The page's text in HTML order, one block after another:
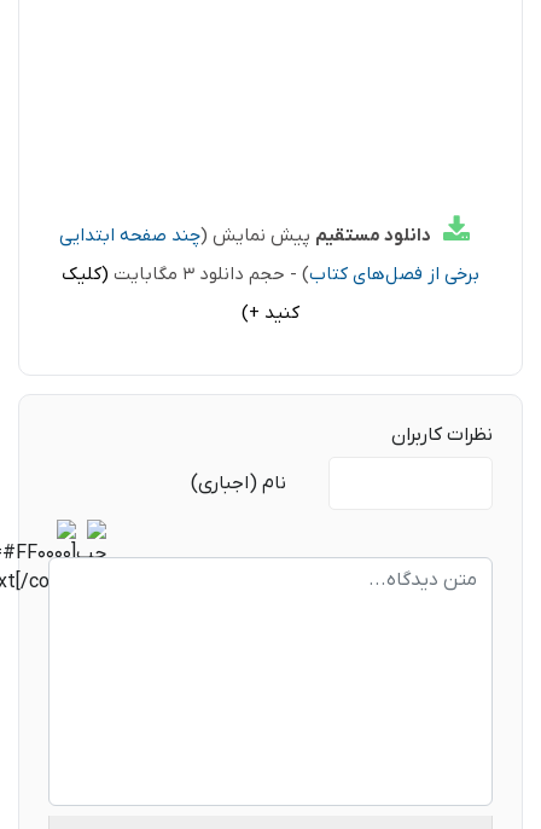
دانلود مستقیم پیش نمایش (چند صفحه ابتدایی
برخی از فصل‌های کتاب) - حجم دانلود 3 مگابایت
(کلیک
کنید +)
نظرات کاربران
نام (اجباری)